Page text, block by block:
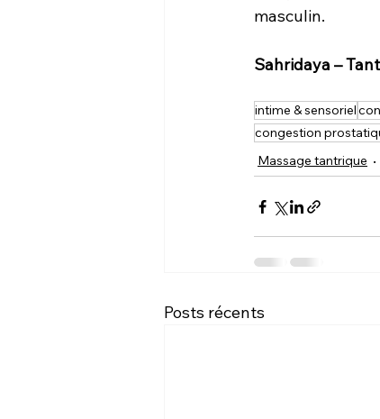
masculin.
Sahridaya –
intime & sensoriel
congestion
Massage tantrique
Posts récents